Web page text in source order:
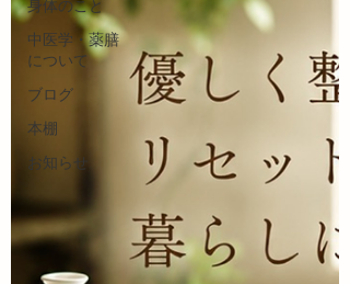
身体のこと
中医学・薬膳
について
ブログ
本棚
お知らせ